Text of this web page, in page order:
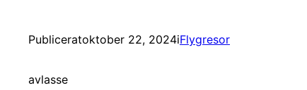
Publiceratoktober 22, 2024iFlygresor
avlasse